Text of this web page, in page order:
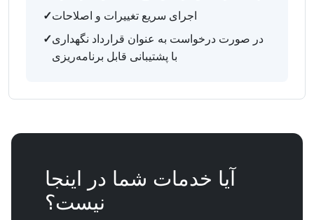
✓اجرای سریع تغییرات و اصلاحات
✓در صورت درخواست به عنوان قرارداد نگهداری
با پشتیبانی قابل برنامه‌ریزی
آیا خدمات شما در اینجا
نیست؟